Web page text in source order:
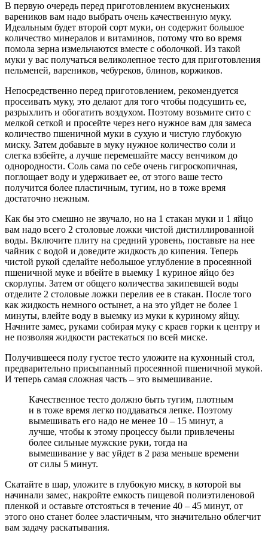
В первую очередь перед приготовлением вкусненьких
вареников вам надо выбрать очень качественную муку.
Идеальным будет второй сорт муки, он содержит большое
количество минералов и витаминов, потому что во время
помола зерна измельчаются вместе с оболочкой. Из такой
муки у вас получаться великолепное тесто для приготовления
пельменей, вареников, чебуреков, блинов, коржиков.
Непосредственно перед приготовлением, рекомендуется
просеивать муку, это делают для того чтобы подсушить ее,
разрыхлить и обогатить воздухом. Поэтому возьмите сито с
мелкой сеткой и просейте через него нужное вам для замеса
количество пшеничной муки в сухую и чистую глубокую
миску. Затем добавьте в муку нужное количество соли и
слегка взбейте, а лучше перемешайте массу венчиком до
однородности. Соль сама по себе очень гигроскопичная,
поглощает воду и удерживает ее, от этого ваше тесто
получится более пластичным, тугим, но в тоже время
достаточно нежным.
Как бы это смешно не звучало, но на 1 стакан муки и 1 яйцо
вам надо всего 2 столовые ложки чистой дистиллированной
воды. Включите плиту на средний уровень, поставьте на нее
чайник с водой и доведите жидкость до кипения. Теперь
чистой рукой сделайте небольшое углубление в просеянной
пшеничной муке и вбейте в выемку 1 куриное яйцо без
скорлупы. Затем от общего количества закипевшей воды
отделите 2 столовые ложки перелив ее в стакан. После того
как жидкость немного остынет, а на это уйдет не более 1
минуты, влейте воду в выемку из муки к куриному яйцу.
Начните замес, руками собирая муку с краев горки к центру и
не позволяя жидкости растекаться по всей миске.
Получившееся полу густое тесто уложите на кухонный стол,
предварительно присыпанный просеянной пшеничной мукой.
И теперь самая сложная часть – это вымешивание.
Качественное тесто должно быть тугим, плотным
и в тоже время легко поддаваться лепке. Поэтому
вымешивать его надо не менее 10 – 15 минут, а
лучше, чтобы к этому процессу были привлечены
более сильные мужские руки, тогда на
вымешивание у вас уйдет в 2 раза меньше времени
от силы 5 минут.
Скатайте в шар, уложите в глубокую миску, в которой вы
начинали замес, накройте емкость пищевой полиэтиленовой
пленкой и оставьте отстояться в течение 40 – 45 минут, от
этого оно станет более эластичным, что значительно облегчит
вам задачу раскатывания.